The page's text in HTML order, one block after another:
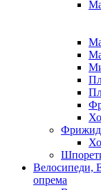
Велосипеди,
опрема